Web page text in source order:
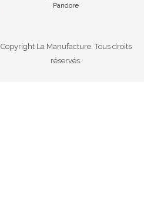
Pandore
Copyright La Manufacture. Tous droits
réservés.